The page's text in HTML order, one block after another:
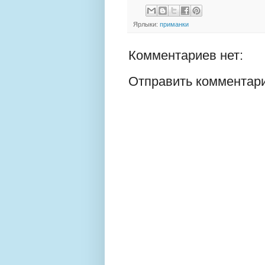
Ярлыки: приманки
Комментариев нет:
Отправить